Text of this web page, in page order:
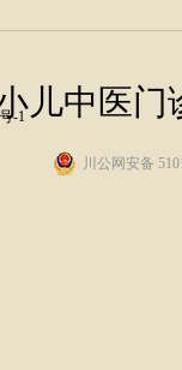
-1 儿中医门
川公网安备